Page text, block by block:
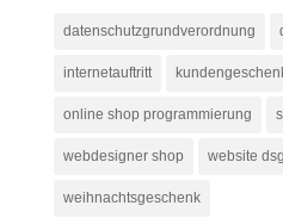
datenschutzgrundverordnung
internetauftritt
online shop programmierung
webdesigner shop website
weihnachtsgeschenk